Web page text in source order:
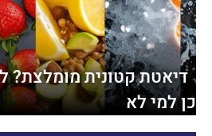
דיאטת קטונית מומלצת?
כן למי לא